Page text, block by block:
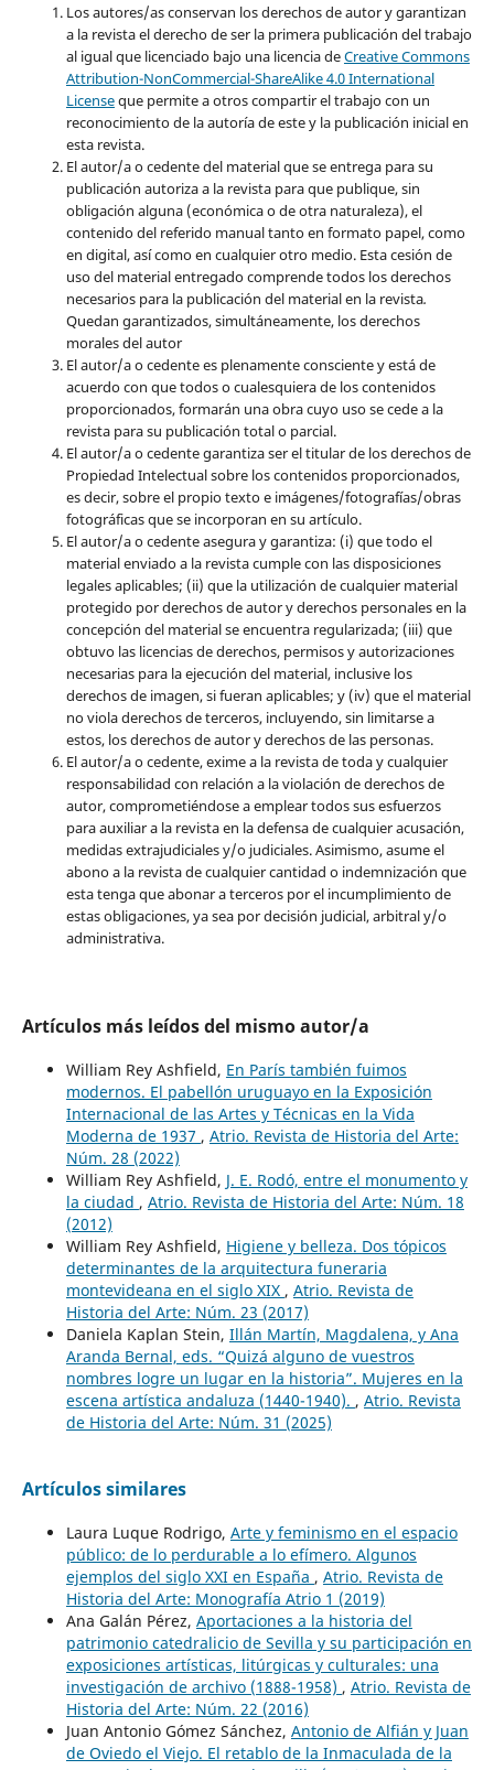
Los autores/as conservan los derechos de autor y garantizan
a la revista el derecho de ser la primera publicación del trabajo
al igual que licenciado bajo una licencia deCreative Commons
Attribution-NonCommercial-ShareAlike 4.0 International
Licenseque permite a otros compartir el trabajo con un
reconocimiento de la autoría de este y la publicación inicial en
esta revista.
El autor/a o cedente del material que se entrega para su
publicación autoriza a la revista para que publique, sin
obligación alguna (económica o de otra naturaleza), el
contenido del referido manual tanto en formato papel, como
en digital, así como en cualquier otro medio. Esta cesión de
uso del material entregado comprende todos los derechos
necesarios para la publicación del material en la revista.
Quedan garantizados, simultáneamente, los derechos
morales del autor
El autor/a o cedente es plenamente consciente y está de
acuerdo con que todos o cualesquiera de los contenidos
proporcionados, formarán una obra cuyo uso se cede a la
revista para su publicación total o parcial.
El autor/a o cedente garantiza ser el titular de los derechos de
Propiedad Intelectual sobre los contenidos proporcionados,
es decir, sobre el propio texto e imágenes/fotografías/obras
fotográficas que se incorporan en su artículo.
El autor/a o cedente asegura y garantiza: (i) que todo el
material enviado a la revista cumple con las disposiciones
legales aplicables; (ii) que la utilización de cualquier material
protegido por derechos de autor y derechos personales en la
concepción del material se encuentra regularizada; (iii) que
obtuvo las licencias de derechos, permisos y autorizaciones
necesarias para la ejecución del material, inclusive los
derechos de imagen, si fueran aplicables; y (iv) que el material
no viola derechos de terceros, incluyendo, sin limitarse a
estos, los derechos de autor y derechos de las personas.
El autor/a o cedente, exime a la revista de toda y cualquier
responsabilidad con relación a la violación de derechos de
autor, comprometiéndose a emplear todos sus esfuerzos
para auxiliar a la revista en la defensa de cualquier acusación,
medidas extrajudiciales y/o judiciales. Asimismo, asume el
abono a la revista de cualquier cantidad o indemnización que
esta tenga que abonar a terceros por el incumplimiento de
estas obligaciones, ya sea por decisión judicial, arbitral y/o
administrativa.
Artículos más leídos del mismo autor/a
William Rey Ashfield, En París también fuimos
modernos. El pabellón uruguayo en la Exposición
Internacional de las Artes y Técnicas en la Vida
Moderna de 1937 , Atrio. Revista de Historia del Arte:
Núm. 28 (2022)
William Rey Ashfield, J. E. Rodó, entre el monumento y
la ciudad , Atrio. Revista de Historia del Arte: Núm. 18
(2012)
William Rey Ashfield, Higiene y belleza. Dos tópicos
determinantes de la arquitectura funeraria
montevideana en el siglo XIX , Atrio. Revista de
Historia del Arte: Núm. 23 (2017)
Daniela Kaplan Stein, Illán Martín, Magdalena, y Ana
Aranda Bernal, eds. “Quizá alguno de vuestros
nombres logre un lugar en la historia”. Mujeres en la
escena artística andaluza (1440-1940). , Atrio. Revista
de Historia del Arte: Núm. 31 (2025)
Artículos similares
Laura Luque Rodrigo, Arte y feminismo en el espacio
público: de lo perdurable a lo efímero. Algunos
ejemplos del siglo XXI en España , Atrio. Revista de
Historia del Arte: Monografía Atrio 1 (2019)
Ana Galán Pérez, Aportaciones a la historia del
patrimonio catedralicio de Sevilla y su participación en
exposiciones artísticas, litúrgicas y culturales: una
investigación de archivo (1888-1958) , Atrio. Revista de
Historia del Arte: Núm. 22 (2016)
Juan Antonio Gómez Sánchez, Antonio de Alfián y Juan
de Oviedo el Viejo. El retablo de la Inmaculada de la